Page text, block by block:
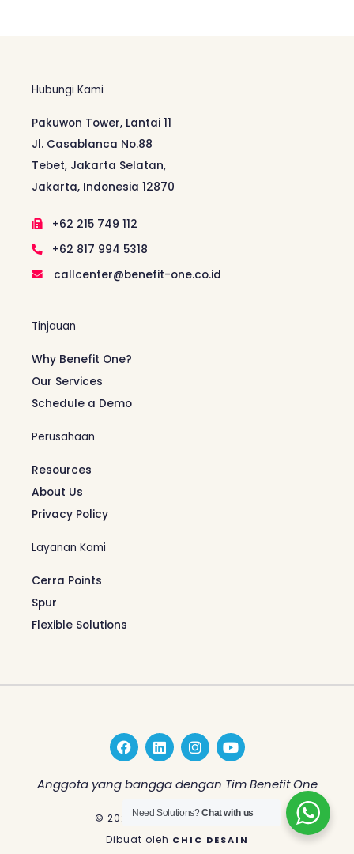
Hubungi Kami
Pakuwon Tower, Lantai 11
Jl. Casablanca No.88
Tebet, Jakarta Selatan,
Jakarta, Indonesia 12870
+62 215 749 112
+62 817 994 5318
callcenter@benefit-one.co.id
Tinjauan
Why Benefit One?
Our Services
Schedule a Demo
Perusahaan
Resources
About Us
Privacy Policy
Layanan Kami
Cerra Points
Spur
Flexible Solutions
F
a
c
e
k
L
i
n
k
e
d
n
I
n
s
t
a
g
a
Y
o
u
t
b
Anggota yang bangga dengan Tim Benefit One
© 2026 Benefit One Indonesia
Dibuat oleh CHIC DESAIN
Need Solutions?Chat with us